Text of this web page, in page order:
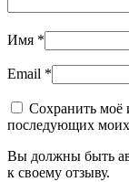
Имя *
Email *
Сохранить моё
последующих
Вы должны быть
к своему отзыву.